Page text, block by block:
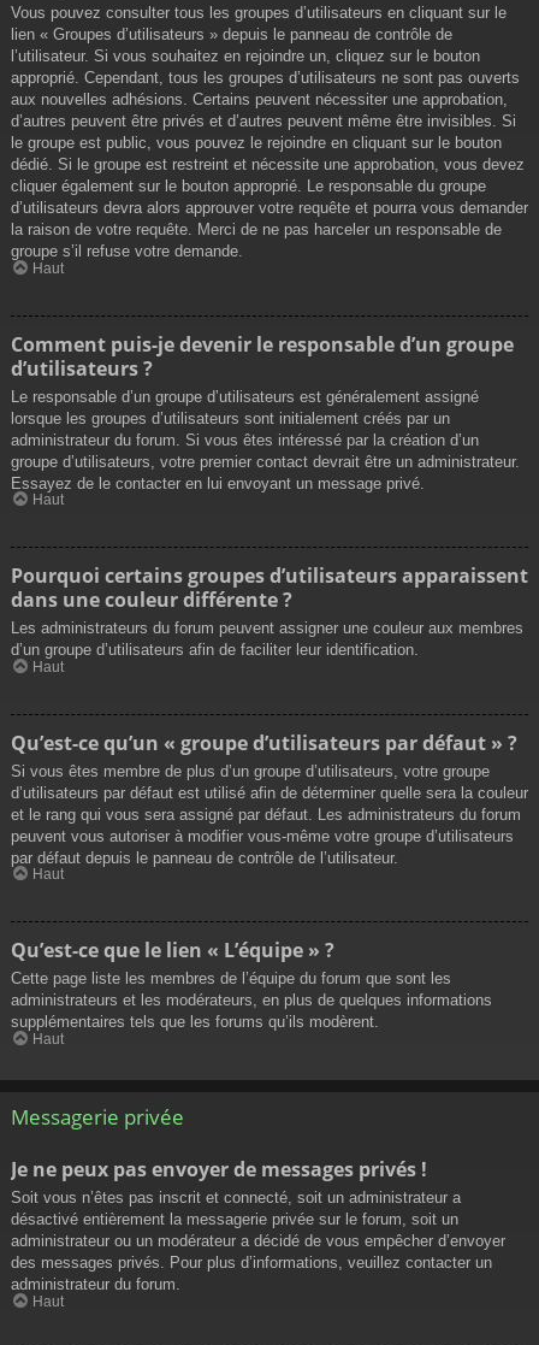
Vous pouvez consulter tous les groupes d’utilisateurs en cliquant sur le
lien « Groupes d’utilisateurs » depuis le panneau de contrôle de
l’utilisateur. Si vous souhaitez en rejoindre un, cliquez sur le bouton
approprié. Cependant, tous les groupes d’utilisateurs ne sont pas ouverts
aux nouvelles adhésions. Certains peuvent nécessiter une approbation,
d’autres peuvent être privés et d’autres peuvent même être invisibles. Si
le groupe est public, vous pouvez le rejoindre en cliquant sur le bouton
dédié. Si le groupe est restreint et nécessite une approbation, vous devez
cliquer également sur le bouton approprié. Le responsable du groupe
d’utilisateurs devra alors approuver votre requête et pourra vous demander
la raison de votre requête. Merci de ne pas harceler un responsable de
groupe s’il refuse votre demande.
Haut
Comment puis-je devenir le responsable d’un groupe
d’utilisateurs ?
Le responsable d’un groupe d’utilisateurs est généralement assigné
lorsque les groupes d’utilisateurs sont initialement créés par un
administrateur du forum. Si vous êtes intéressé par la création d’un
groupe d’utilisateurs, votre premier contact devrait être un administrateur.
Essayez de le contacter en lui envoyant un message privé.
Haut
Pourquoi certains groupes d’utilisateurs apparaissent
dans une couleur différente ?
Les administrateurs du forum peuvent assigner une couleur aux membres
d’un groupe d’utilisateurs afin de faciliter leur identification.
Haut
Qu’est-ce qu’un « groupe d’utilisateurs par défaut » ?
Si vous êtes membre de plus d’un groupe d’utilisateurs, votre groupe
d’utilisateurs par défaut est utilisé afin de déterminer quelle sera la couleur
et le rang qui vous sera assigné par défaut. Les administrateurs du forum
peuvent vous autoriser à modifier vous-même votre groupe d’utilisateurs
par défaut depuis le panneau de contrôle de l’utilisateur.
Haut
Qu’est-ce que le lien « L’équipe » ?
Cette page liste les membres de l’équipe du forum que sont les
administrateurs et les modérateurs, en plus de quelques informations
supplémentaires tels que les forums qu’ils modèrent.
Haut
Messagerie privée
Je ne peux pas envoyer de messages privés !
Soit vous n’êtes pas inscrit et connecté, soit un administrateur a
désactivé entièrement la messagerie privée sur le forum, soit un
administrateur ou un modérateur a décidé de vous empêcher d’envoyer
des messages privés. Pour plus d’informations, veuillez contacter un
administrateur du forum.
Haut